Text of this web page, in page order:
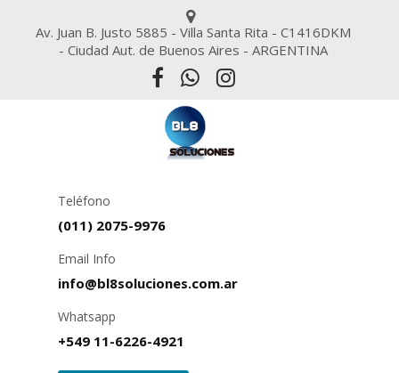
Av. Juan B. Justo 5885 - Villa Santa Rita - C1416DKM
- Ciudad Aut. de Buenos Aires - ARGENTINA
Teléfono
(011) 2075-9976
Email Info
info@bl8soluciones.com.ar
Whatsapp
+549 11-6226-4921